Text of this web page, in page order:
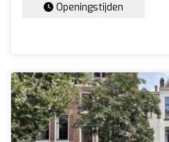
Openingstijden